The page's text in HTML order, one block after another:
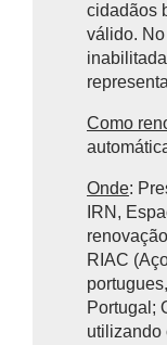
cidadãos
válido.
Como
Onde:
IRN,
RIAC
Portugal;
utilizando